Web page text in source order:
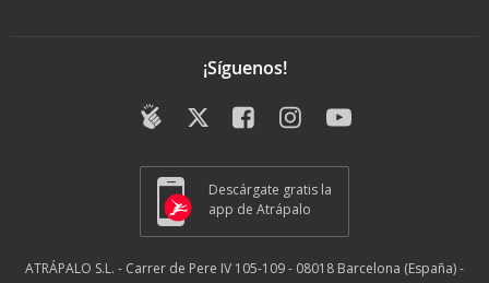
¡Síguenos!
Descárgate gratis la
app de Atrápalo
ATRÁPALO S.L. - Carrer de Pere IV 105-109 - 08018 Barcelona (España) -